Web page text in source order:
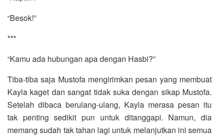
“Besok!”
***
“Kamu ada hubungan apa dengan Hasbi?”
Tiba-tiba saja Mustofa mengirimkan pesan yang membuat
Kayla kaget dan sangat tidak suka dengan sikap Mustofa.
Setelah dibaca berulang-ulang, Kayla merasa pesan itu
tak penting sedikit pun untuk ditanggapi. Namun, dia
memang sudah tak tahan lagi untuk melanjutkan ini semua